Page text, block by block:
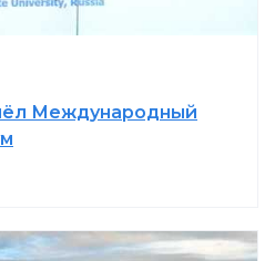
Международный